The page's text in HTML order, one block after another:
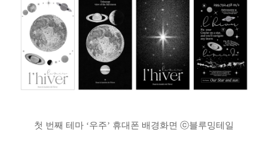
첫 번째 테마 ‘우주’ 휴대폰 배경화면 ⓒ블루밍테일